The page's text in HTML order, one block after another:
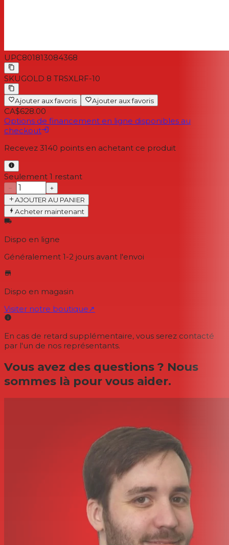
UPC801813084368
SKUGOLD 8 TRSXLRF-10
Ajouter aux favoris Ajouter aux favoris
CA$628.00
Options de financement en ligne disponibles au
checkout
Recevez 3140 points en achetant ce produit
Seulement 1 restant
−
+
AJOUTER AU PANIER
Acheter maintenant
Dispo en ligne
Généralement 1-2 jours avant l'envoi
Dispo en magasin
Visiter notre boutique↗
En cas de retard supplémentaire, vous serez contacté
par l'un de nos représentants.
Vous avez des questions ? Nous
sommes là pour vous aider.